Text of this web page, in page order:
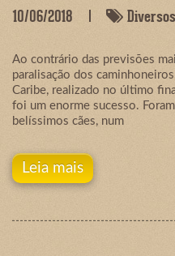
10/06/2018 Diversos
Ao contrário das previsões
paralisação dos
Caribe, realizado no último
foi um enorme sucesso.
belíssimos cães, num
Leia mais